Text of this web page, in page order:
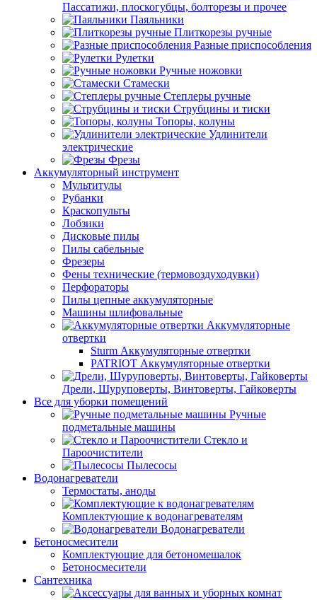
Пассатижи, плоскогубцы, болторезы и прочее
Паяльники
Плиткорезы ручные
Разные приспособления
Рулетки
Ручные ножовки
Стамески
Степлеры ручные
Струбцины и тиски
Топоры, колуны
Удлинители
электрические
Фрезы
Аккумуляторный инструмент
Мультитулы
Рубанки
Краскопульты
Лобзики
Дисковые пилы
Пилы сабельные
Фрезеры
Фены технические (термовоздуходувки)
Перфораторы
Пилы цепные аккумуляторные
Машины шлифовальные
Аккумуляторные
отвертки
Sturm Аккумуляторные отвертки
PATRIOT Аккумуляторные отвертки
Дрели, Шуруповерты, Винтоверты, Гайковерты
Все для уборки помещений
Ручные
подметальные машины
Стекло и
Пароочистители
Пылесосы
Водонагреватели
Термостаты, аноды
Комплектующие к водонагревателям
Водонагреватели
Бетоносмесители
Комплектующие для бетономешалок
Бетоносмесители
Сантехника